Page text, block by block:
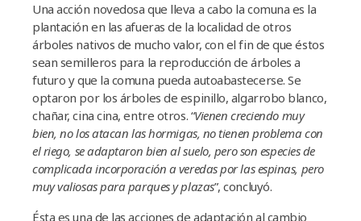
Una acción novedosa que lleva a cabo la comuna es la
plantación en las afueras de la localidad de otros
árboles nativos de mucho valor, con el fin de que éstos
sean semilleros para la reproducción de árboles a
futuro y que la comuna pueda autoabastecerse. Se
optaron por los árboles de espinillo, algarrobo blanco,
chañar, cina cina, entre otros. “Vienen creciendo muy
bien, no los atacan las hormigas, no tienen problema con
el riego, se adaptaron bien al suelo, pero son especies de
complicada incorporación a veredas por las espinas, pero
muy valiosas para parques y plazas”, concluyó.
Ésta es una de las acciones de adaptación al cambio